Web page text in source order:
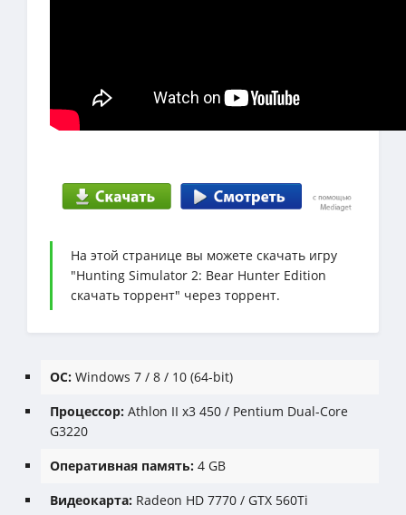
На этой странице вы можете скачать игру
"Hunting Simulator 2: Bear Hunter Edition
скачать торрент" через торрент.
ОС: Windows 7 / 8 / 10 (64-bit)
Процессор: Athlon II x3 450 / Pentium Dual-Core
G3220
Оперативная память: 4 GB
Видеокарта: Radeon HD 7770 / GTX 560Ti